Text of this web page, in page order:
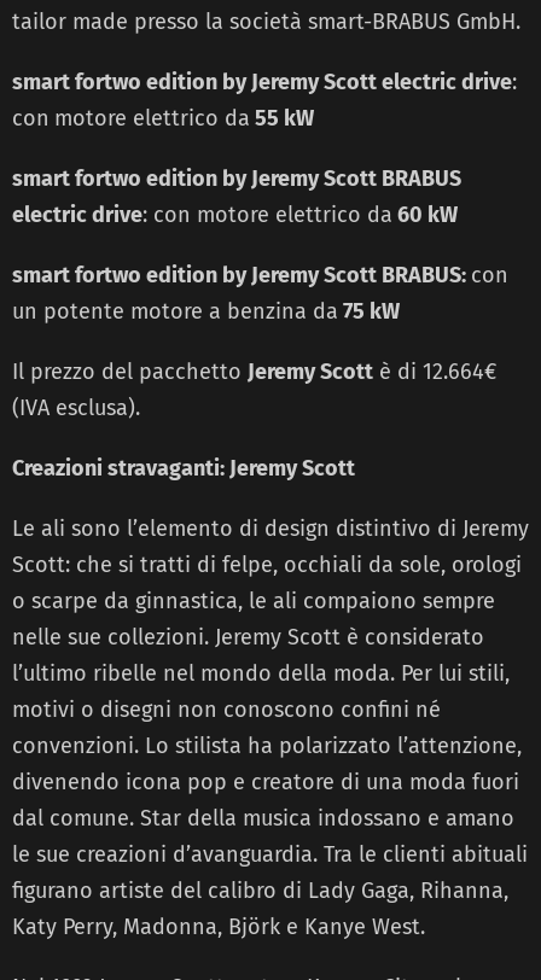
tailor made presso la società smart-BRABUS GmbH.
smart fortwo edition by Jeremy Scott electric drive:
con motore elettrico da 55 kW
smart fortwo edition by Jeremy Scott BRABUS
electric drive: con motore elettrico da 60 kW
smart fortwo edition by Jeremy Scott BRABUS: con
un potente motore a benzina da 75 kW
Il prezzo del pacchetto Jeremy Scott è di 12.664€
(IVA esclusa).
Creazioni stravaganti: Jeremy Scott
Le ali sono l’elemento di design distintivo di Jeremy
Scott: che si tratti di felpe, occhiali da sole, orologi
o scarpe da ginnastica, le ali compaiono sempre
nelle sue collezioni. Jeremy Scott è considerato
l’ultimo ribelle nel mondo della moda. Per lui stili,
motivi o disegni non conoscono confini né
convenzioni. Lo stilista ha polarizzato l’attenzione,
divenendo icona pop e creatore di una moda fuori
dal comune. Star della musica indossano e amano
le sue creazioni d’avanguardia. Tra le clienti abituali
figurano artiste del calibro di Lady Gaga, Rihanna,
Katy Perry, Madonna, Björk e Kanye West.